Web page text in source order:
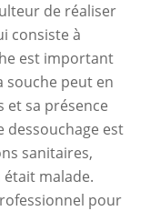
de réaliser
consiste à
est important
souche peut en
et sa présence
dessouchage est
sanitaires,
malade.
pour